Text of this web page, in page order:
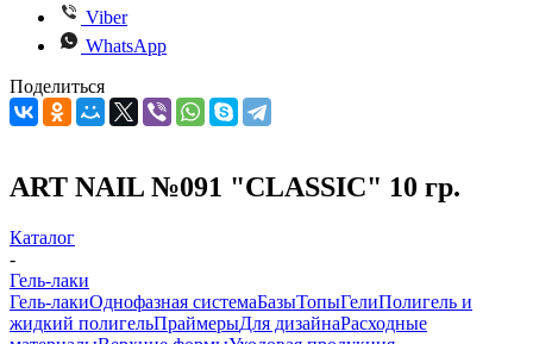
Viber
WhatsApp
Поделиться
ART NAIL №091 "CLASSIC" 10 гр.
Каталог
-
Гель-лаки
Гель-лакиОднофазная системаБазыТопыГелиПолигель и
жидкий полигельПраймерыДля дизайнаРасходные